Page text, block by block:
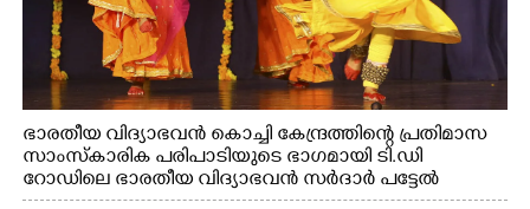
ഭാരതീയ വിദ്യാഭവൻ കൊച്ചി കേന്ദ്രത്തിന്റെ പ്രതിമാസ
സാംസ്കാരിക പരിപാടിയുടെ ഭാഗമായി ടി.ഡി
റോഡിലെ ഭാരതീയ വിദ്യാഭവൻ സർദാർ പട്ടേൽ
സഭാഗൃഹത്തിൽ എം. അക്ഷതയുടെ നേതൃത്വത്തിൽ